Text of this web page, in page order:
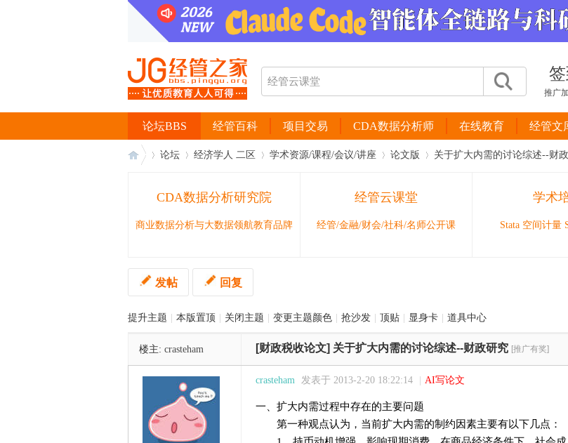
签
推广
经管百科 项目交易 CDA数据分析师 在线教育 经管文
论坛BBS
论坛 经济学人 二区 学术资源/课程/会议/讲座 论文版 关于扩大内需的讨论综述--财
CDA数据分析研究院
商业数据分析与大数据领航教育品牌
经管云课堂
经管/金融/财会/社科/名师公开课
学术
Stata 空间计量
发帖 回复
提升主题 本版置顶 关闭主题 变更主题颜色 抢沙发 顶贴 显身卡 道具中心
楼主: crasteham [财政税收论文] 关于扩大内需的讨论综述--财政研究 [推广有奖]
crasteham 发表于 2013-2-20 18:22:14 AI写论文
一、扩大内需过程中存在的主要问题
第一种观点认为，当前扩大内需的制约因素主要有以下几点：